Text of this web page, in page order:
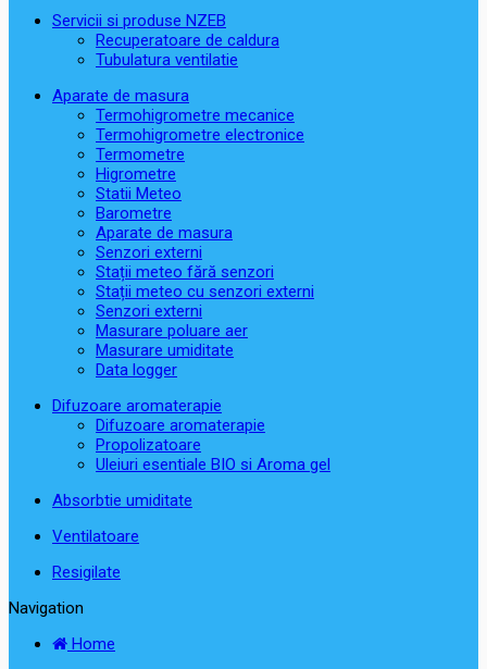
Servicii si produse NZEB
Recuperatoare de caldura
Tubulatura ventilatie
Aparate de masura
Termohigrometre mecanice
Termohigrometre electronice
Termometre
Higrometre
Statii Meteo
Barometre
Aparate de masura
Senzori externi
Stații meteo fără senzori
Stații meteo cu senzori externi
Senzori externi
Masurare poluare aer
Masurare umiditate
Data logger
Difuzoare aromaterapie
Difuzoare aromaterapie
Propolizatoare
Uleiuri esentiale BIO si Aroma gel
Absorbtie umiditate
Ventilatoare
Resigilate
Navigation
Home